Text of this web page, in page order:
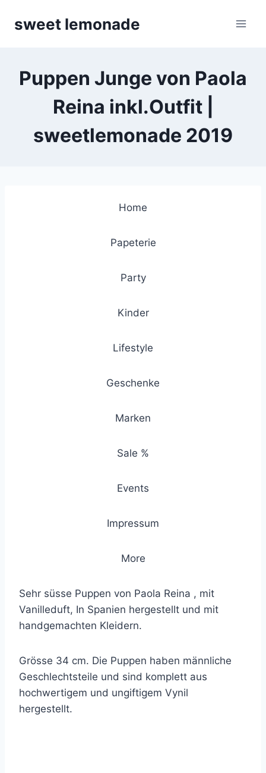
sweet lemonade
Puppen Junge von Paola
Reina inkl.Outfit |
sweetlemonade 2019
Home
Papeterie
Party
Kinder
Lifestyle
Geschenke
Marken
Sale %
Events
Impressum
More
Sehr süsse Puppen von Paola Reina , mit
Vanilleduft, In Spanien hergestellt und mit
handgemachten Kleidern.
Grösse 34 cm. Die Puppen haben männliche
Geschlechtsteile und sind komplett aus
hochwertigem und ungiftigem Vynil
hergestellt.